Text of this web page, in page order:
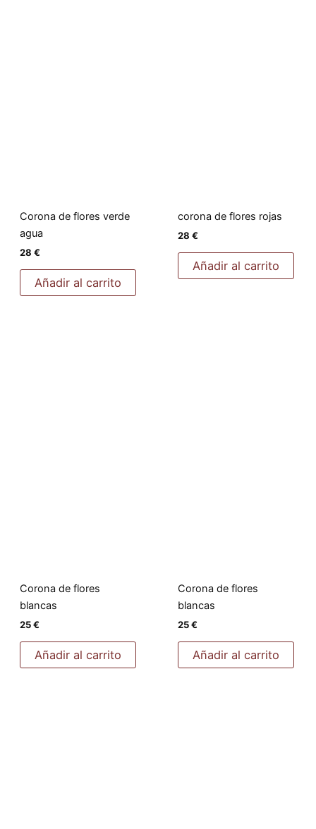
Corona de flores verde
agua
28 €
Añadir al carrito
corona de flores rojas
28 €
Añadir al carrito
Corona de flores
blancas
25€
Añadir al carrito
Corona de flores
blancas
25€
Añadir al carrito